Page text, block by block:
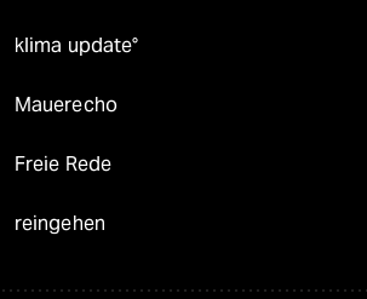
klima update°
Mauerecho
Freie Rede
reingehen